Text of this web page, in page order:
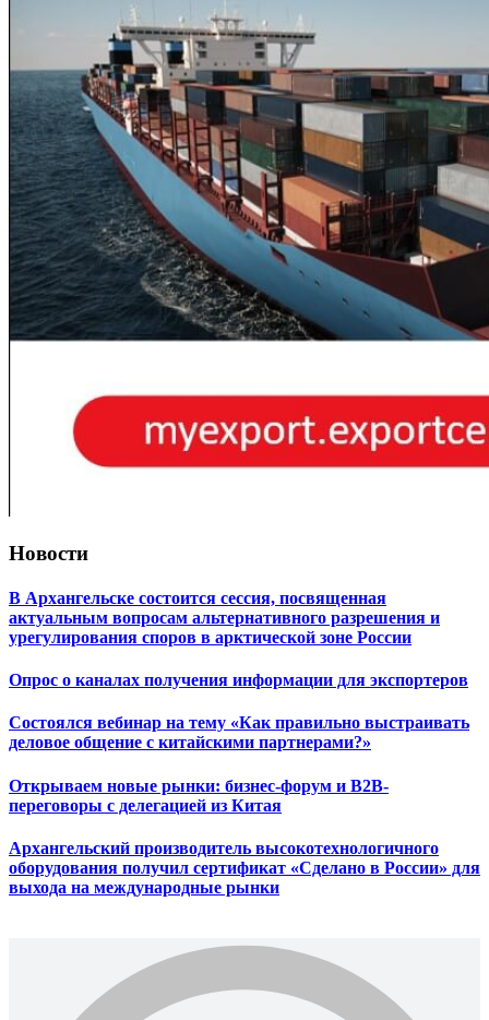
Новости
В Архангельске состоится сессия, посвященная
актуальным вопросам альтернативного разрешения и
урегулирования споров в арктической зоне России
Опрос о каналах получения информации для экспортеров
Состоялся вебинар на тему «Как правильно выстраивать
деловое общение с китайскими партнерами?»
Открываем новые рынки: бизнес-форум и B2B-
переговоры с делегацией из Китая
Архангельский производитель высокотехнологичного
оборудования получил сертификат «Сделано в России» для
выхода на международные рынки